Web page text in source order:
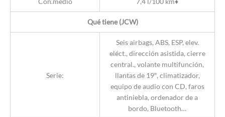
Qué tiene (JCW)
Serie:
Seis airbags, ABS, ESP, elev.
eléct., dirección asistida, cierre
central., volante multifunción,
llantas de 19″, climatizador,
equipo de audio con CD, faros
antiniebla, ordenador de a
bordo, Bluetooth…